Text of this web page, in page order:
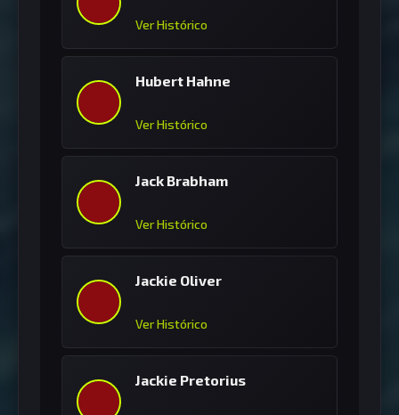
Ver Histórico
Hubert Hahne
Ver Histórico
Jack Brabham
Ver Histórico
Jackie Oliver
Ver Histórico
Jackie Pretorius